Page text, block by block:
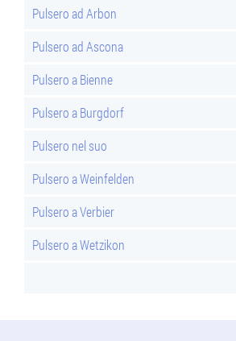
Pulsero ad Arbon
Pulsero ad Ascona
Pulsero a Bienne
Pulsero a Burgdorf
Pulsero nel suo
Pulsero a Weinfelden
Pulsero a Verbier
Pulsero a Wetzikon